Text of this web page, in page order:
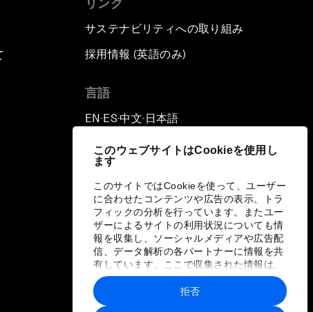
このウェブサイトはCookieを使用し
ます
このサイトではCookieを使って、ユーザー
に合わせたコンテンツや広告の表示、トラ
フィックの分析を行っています。またユー
ザーによるサイトの利用状況についても情
報を収集し、ソーシャルメディアや広告配
信、データ解析の各パートナーに情報を共
有しています。ここで収集された情報は、
ユーザーが各パートナーに提供した他の情
報や各パートナーのサービスを使用した際
に収集された情報と組み合わされ、各パー
拒否
リンク
サステナビリティへの取り組み
採用情報 (英語のみ)
言語
EN ▪ ES▪中文▪ 日本語